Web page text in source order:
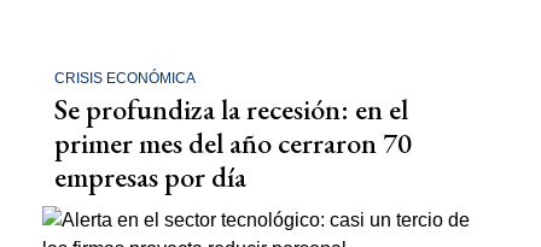
CRISIS ECONÓMICA
Se profundiza la recesión: en el
primer mes del año cerraron 70
empresas por día